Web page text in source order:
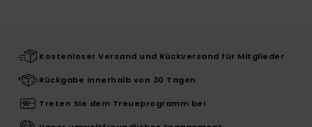
Kostenloser Versand und Rückversand für Mitglieder
Rückgabe innerhalb von 30 Tagen
Treten Sie dem Treueprogramm bei